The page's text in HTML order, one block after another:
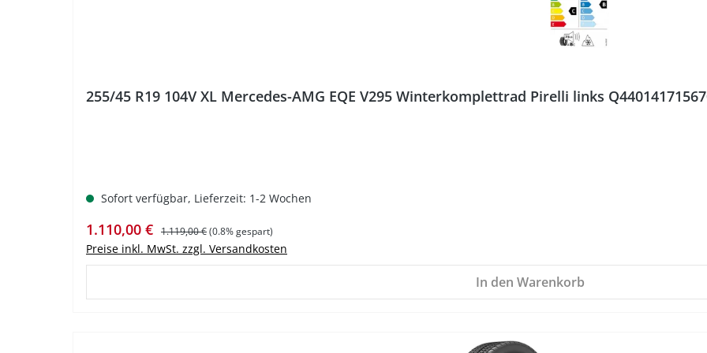
255/45 R19 104V XL Mercedes-AMG EQE V295 Winterkomplettrad Pirelli links
Sofort verfügbar, Lieferzeit: 1-2 Wochen
Verkaufspreis:
1.110,00 € Regulärer Preis:
1.119,00 €(0.8% gespart)
Preise inkl. MwSt. zzgl. Versandkosten
In den Warenkorb